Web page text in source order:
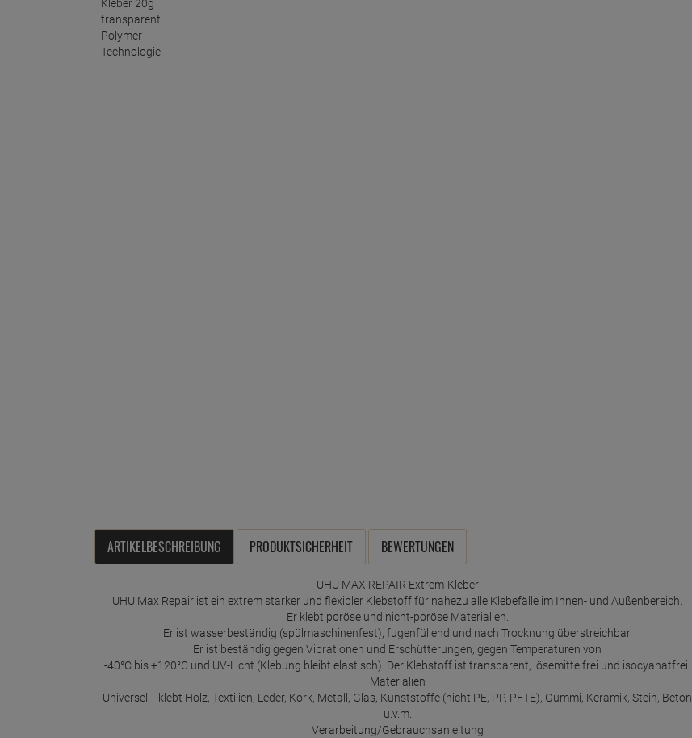
ARTIKELBESCHREIBUNG PRODUKTSICHERHEIT BEWERTUNGEN
UHU MAX REPAIR Extrem-Kleber
UHU Max Repair ist ein extrem starker und flexibler Klebstoff für nahezu alle Klebefälle im Innen- und Außenbereich.
Er klebt poröse und nicht-poröse Materialien.
Er ist wasserbeständig (spülmaschinenfest), fugenfüllend und nach Trocknung überstreichbar.
Er ist beständig gegen Vibrationen und Erschütterungen, gegen Temperaturen von
-40°C bis +120°C und UV-Licht (Klebung bleibt elastisch). Der Klebstoff ist transparent, lösemittelfrei und isocyanatfrei.
Materialien
Universell - klebt Holz, Textilien, Leder, Kork, Metall, Glas, Kunststoffe (nicht PE, PP, PFTE), Gummi, Keramik, Stein, Beton
u.v.m.
Verarbeitung/Gebrauchsanleitung